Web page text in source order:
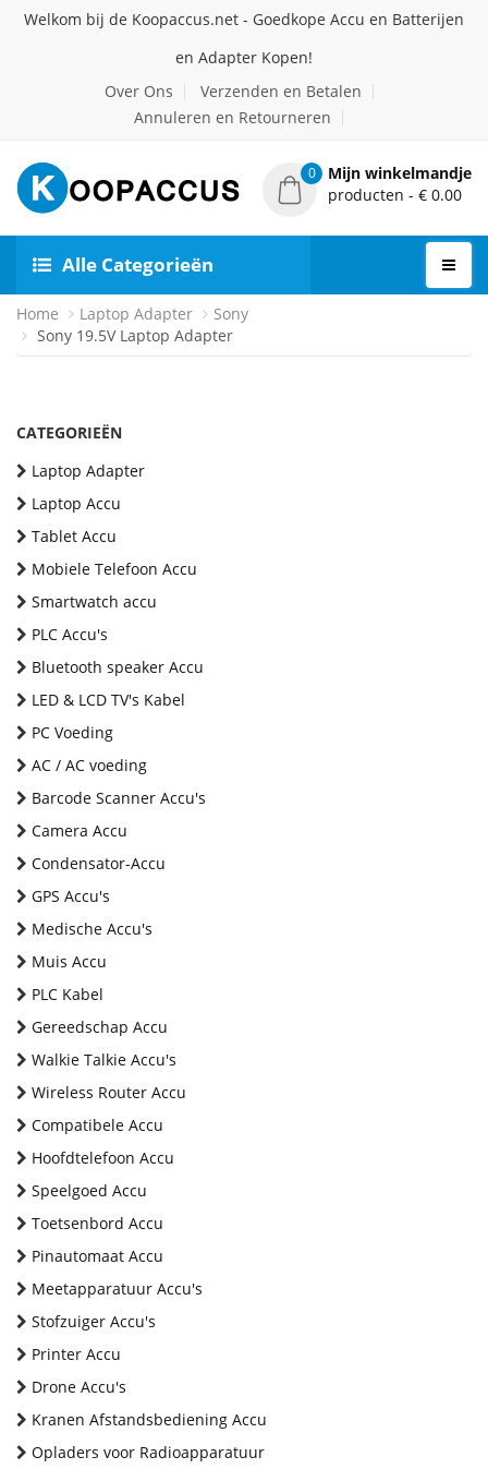
Welkom bij de Koopaccus.net - Goedkope Accu en Batterijen
en Adapter Kopen!
Over Ons
Verzenden en Betalen
Annuleren en Retourneren
0
Mijn winkelmandje
producten - € 0.00
Alle Categorieën
Home Laptop Adapter
Sony
Sony 19.5V Laptop Adapter
CATEGORIEËN
Laptop Adapter
Laptop Accu
Tablet Accu
Mobiele Telefoon Accu
Smartwatch accu
PLC Accu's
Bluetooth speaker Accu
LED & LCD TV's Kabel
PC Voeding
AC / AC voeding
Barcode Scanner Accu's
Camera Accu
Condensator-Accu
GPS Accu's
Medische Accu's
Muis Accu
PLC Kabel
Gereedschap Accu
Walkie Talkie Accu's
Wireless Router Accu
Compatibele Accu
Hoofdtelefoon Accu
Speelgoed Accu
Toetsenbord Accu
Pinautomaat Accu
Meetapparatuur Accu's
Stofzuiger Accu's
Printer Accu
Drone Accu's
Kranen Afstandsbediening Accu
Opladers voor Radioapparatuur